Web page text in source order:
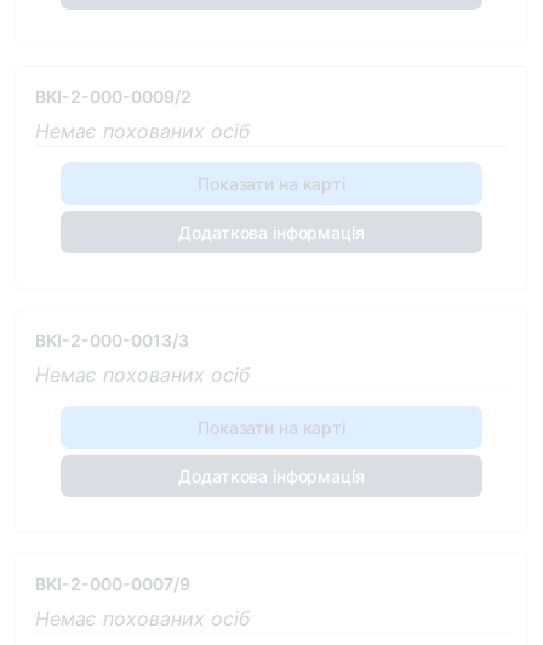
BKI-2-000-0009/2
Немає похованих осіб
Показати на карті
Додаткова інформація
BKI-2-000-0013/3
Немає похованих осіб
Показати на карті
Додаткова інформація
BKI-2-000-0007/9
Немає похованих осіб